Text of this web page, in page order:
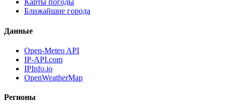
Карты погоды
Ближайшие города
Данные
Open-Meteo API
IP-API.com
IPInfo.io
OpenWeatherMap
Регионы